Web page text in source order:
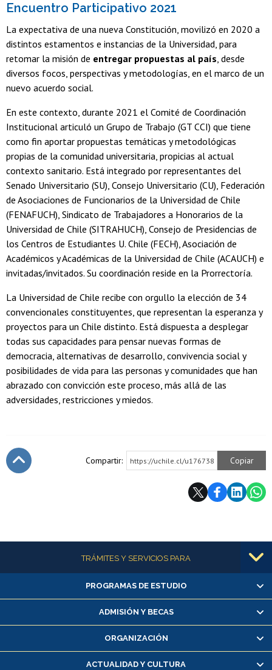
Encuentro Participativo 2021
La expectativa de una nueva Constitución, movilizó en 2020 a
distintos estamentos e instancias de la Universidad, para
retomar la misión de entregar propuestas al país, desde
diversos focos, perspectivas y metodologías, en el marco de un
nuevo acuerdo social.
En este contexto, durante 2021 el Comité de Coordinación
Institucional articuló un Grupo de Trabajo (GT CCI) que tiene
como fin aportar propuestas temáticas y metodológicas
propias de la comunidad universitaria, propicias al actual
contexto sanitario. Está integrado por representantes del
Senado Universitario (SU), Consejo Universitario (CU), Federación
de Asociaciones de Funcionarios de la Universidad de Chile
(FENAFUCH), Sindicato de Trabajadores a Honorarios de la
Universidad de Chile (SITRAHUCH), Consejo de Presidencias de
los Centros de Estudiantes U. Chile (FECH), Asociación de
Académicos y Académicas de la Universidad de Chile (ACAUCH) e
invitadas/invitados. Su coordinación reside en la Prorrectoría.
La Universidad de Chile recibe con orgullo la elección de 34
convencionales constituyentes, que representan la esperanza y
proyectos para un Chile distinto. Está dispuesta a desplegar
todas sus capacidades para pensar nuevas formas de
democracia, alternativas de desarrollo, convivencia social y
posibilidades de vida para las personas y comunidades que han
abrazado con convicción este proceso, más allá de las
adversidades, restricciones y miedos.
Compartir: https://uchile.cl/u176738 Copiar
Más informaciónTRÁMITES Y SERVICIOS PARA
Alumnas/os y exalumnas/os
Matrícula en línea
Inscripción y cambio de asignaturas
Consulta y certificado de notas
PROGRAMAS DE ESTUDIO
ADMISIÓN Y BECAS
ORGANIZACIÓN
ACTUALIDAD Y CULTURA